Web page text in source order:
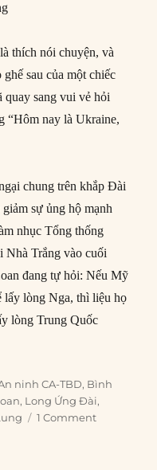
thích nói chuyện, và
sau của một chiếc
quay sang vui vẻ hỏi
“Hôm nay là Ukraine,
chung trên khắp Đài
sự ủng hộ mạnh
nhục Tổng thống
Nhà Trắng vào cuối
đang tự hỏi: Nếu Mỹ
lấy lòng Nga, thì liệu họ
lòng Trung Quốc
không còn nhiều cho Đài
ninh CA-TBD, Bình
, Long Ứng Đài,
1 Comment